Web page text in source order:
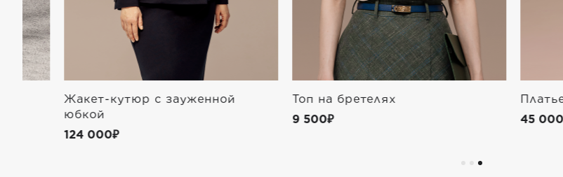
Жакет-кутюр с зауженной
124 000₽
Топ на бретелях
Платье-поло
45 000₽